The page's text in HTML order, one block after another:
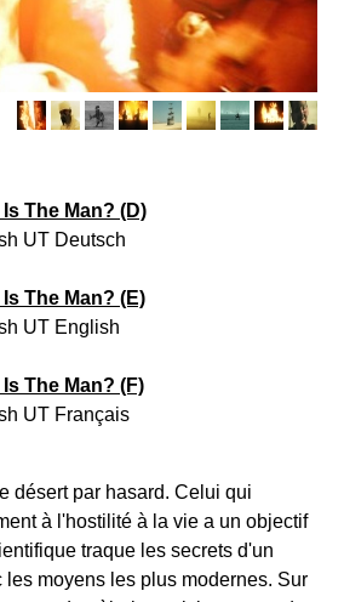
The Man? (D)
UT Deutsch
The Man? (E)
UT English
The Man? (F)
UT Français
désert par hasard. Celui qui
à l'hostilité à la vie a un objectif
traque les secrets d'un
les moyens les plus modernes. Sur